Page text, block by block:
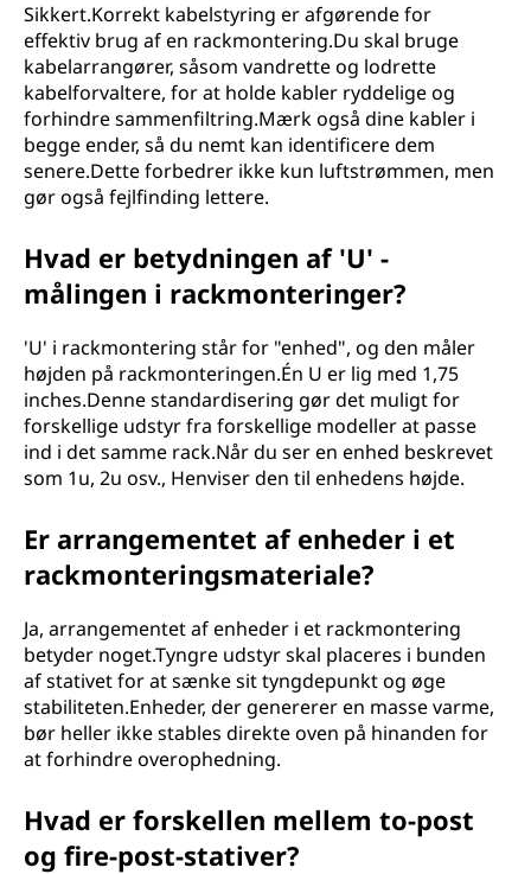
Sikkert.Korrekt kabelstyring er afgørende for
effektiv brug af en rackmontering.Du skal bruge
kabelarrangører, såsom vandrette og lodrette
kabelforvaltere, for at holde kabler ryddelige og
forhindre sammenfiltring.Mærk også dine kabler i
begge ender, så du nemt kan identificere dem
senere.Dette forbedrer ikke kun luftstrømmen, men
gør også fejlfinding lettere.
Hvad er betydningen af 'U' -
målingen i rackmonteringer?
'U' i rackmontering står for "enhed", og den måler
højden på rackmonteringen.Én U er lig med 1,75
inches.Denne standardisering gør det muligt for
forskellige udstyr fra forskellige modeller at passe
ind i det samme rack.Når du ser en enhed beskrevet
som 1u, 2u osv., Henviser den til enhedens højde.
Er arrangementet af enheder i et
rackmonteringsmateriale?
Ja, arrangementet af enheder i et rackmontering
betyder noget.Tyngre udstyr skal placeres i bunden
af stativet for at sænke sit tyngdepunkt og øge
stabiliteten.Enheder, der genererer en masse varme,
bør heller ikke stables direkte oven på hinanden for
at forhindre overophedning.
Hvad er forskellen mellem to-post
og fire-post-stativer?